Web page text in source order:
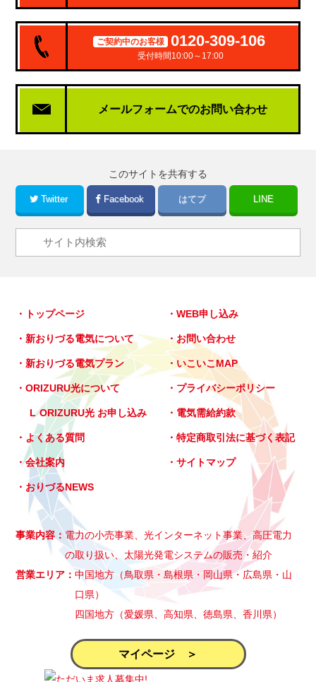
ご契約中のお客様 0120-309-106
受付時間10:00～17:00
メールフォームでのお問い合わせ
このサイトを共有する
Twitter Facebook はてブ LINE
トップページ
新おりづる電気について
新おりづる電気プラン
ORIZURU光について
ORIZURU光 お申し込み
よくある質問
会社案内
おりづるNEWS
WEB申し込み
お問い合わせ
いこいこMAP
プライバシーポリシー
電気需給約款
特定商取引法に基づく表記
サイトマップ
事業内容
電力の小売事業、光インターネット事業、高圧電力
の取り扱い、太陽光発電システムの販売・紹介
営業エリア
中国地方（鳥取県・島根県・岡山県・広島県・山
口県）
四国地方（愛媛県、高知県、徳島県、香川県）
マイページ ＞